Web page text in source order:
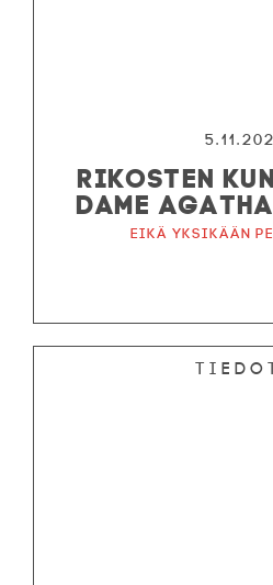
RIKOSTEN
DAME
Eikä yksikään